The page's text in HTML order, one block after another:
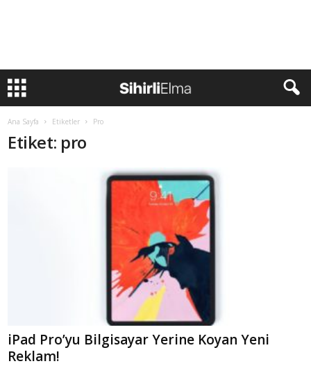
Ana Sayfa Etiketler Pro
Etiket: pro
iPad Pro’yu Bilgisayar Yerine Koyan Yeni
Reklam!